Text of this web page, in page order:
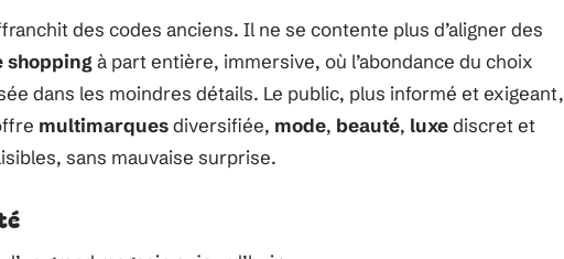
des codes anciens. Il ne se contente plus d’aligner des
shopping à part entière, immersive, où l’abondance du choix
dans les moindres détails. Le public, plus informé et exigeant,
multimarquesdiversifiée, mode, beauté, luxediscret et
sans mauvaise surprise.